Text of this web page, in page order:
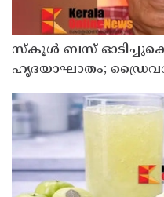
സ്കൂൾ ബസ്
ഹൃദയാഘാതം; ഡ്രൈവർ
ഇടിച്ചുനിന്നു; രണ്ട്